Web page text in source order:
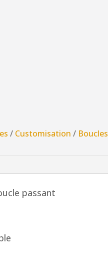
/ Customisation / Boucles
passant